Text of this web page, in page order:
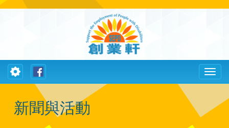
Toggle
Toggle
navigation
新聞與活動